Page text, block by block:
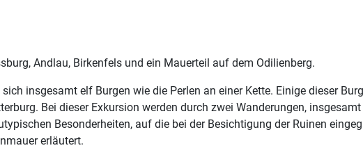
Andlau, Birkenfels und ein Mauerteil auf dem Odilienberg.
insgesamt elf Burgen wie die Perlen an einer Kette. Einige dieser
Bei dieser Exkursion werden durch zwei Wanderungen,
Besonderheiten, auf die bei der Besichtigung der Ruinen
erläutert.